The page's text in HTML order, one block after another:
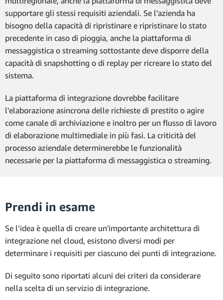
supportare gli stessi requisiti aziendali. Se l'azienda ha
bisogno della capacità di ripristinare e ripristinare lo stato
precedente in caso di pioggia, anche la piattaforma di
messaggistica o streaming sottostante deve disporre della
capacità di snapshotting o di replay per ricreare lo stato del
sistema.
La piattaforma di integrazione dovrebbe facilitare
l'elaborazione asincrona delle richieste di prestito o agire
come canale di archiviazione e inoltro per un flusso di lavoro
di elaborazione multimediale in più fasi. La criticità del
processo aziendale determinerebbe le funzionalità
necessarie per la piattaforma di messaggistica o streaming.
Prendi in esame
Se l’idea è quella di creare un'importante architettura di
integrazione nel cloud, esistono diversi modi per
determinare i requisiti per ciascuno dei punti di integrazione.
Di seguito sono riportati alcuni dei criteri da considerare
nella scelta di un servizio di integrazione.